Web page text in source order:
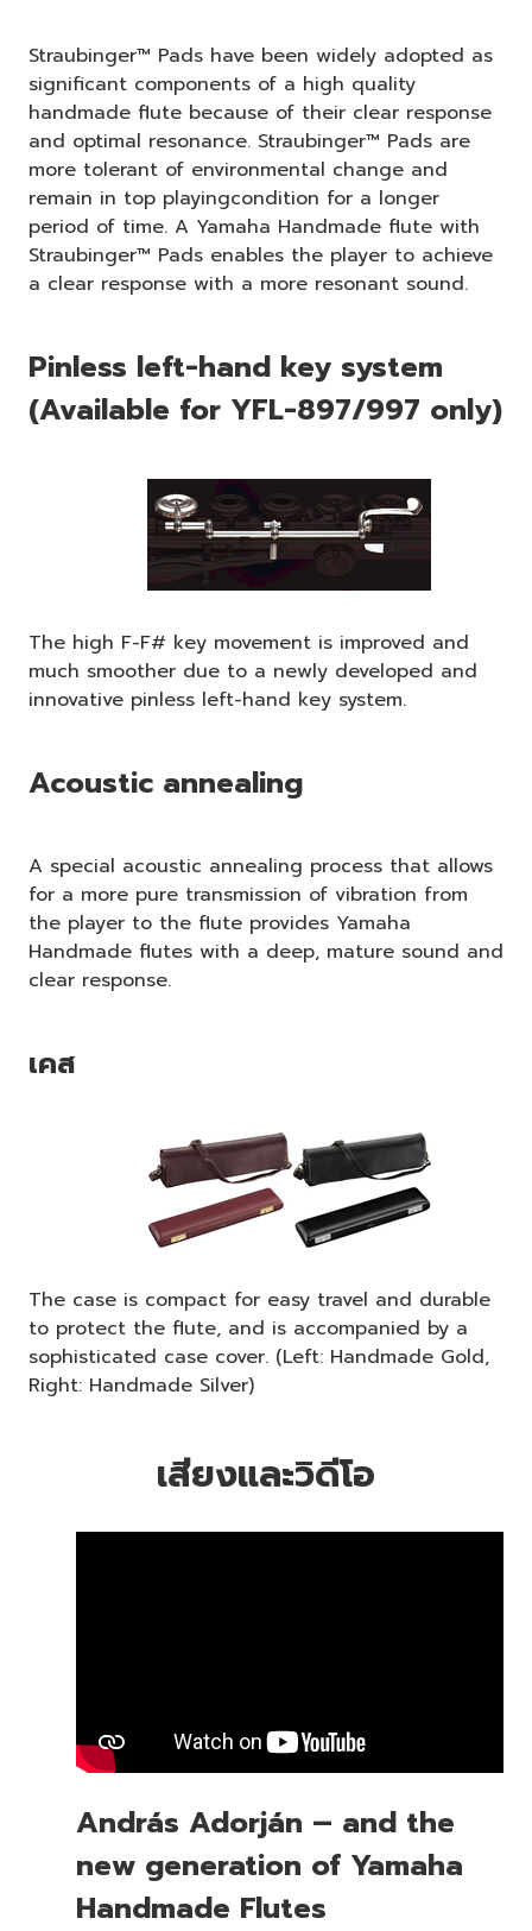
Straubinger™ Pads have been widely adopted as
significant components of a high quality
handmade flute because of their clear response
and optimal resonance. Straubinger™ Pads are
more tolerant of environmental change and
remain in top playingcondition for a longer
period of time. A Yamaha Handmade flute with
Straubinger™ Pads enables the player to achieve
a clear response with a more resonant sound.
Pinless left-hand key system
(Available for YFL-897/997 only)
The high F-F# key movement is improved and
much smoother due to a newly developed and
innovative pinless left-hand key system.
Acoustic annealing
A special acoustic annealing process that allows
for a more pure transmission of vibration from
the player to the flute provides Yamaha
Handmade flutes with a deep, mature sound and
clear response.
เคส
The case is compact for easy travel and durable
to protect the flute, and is accompanied by a
sophisticated case cover. (Left: Handmade Gold,
Right: Handmade Silver)
เสียงและวิดีโอ
András Adorján – and the
new generation of Yamaha
Handmade Flutes